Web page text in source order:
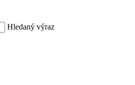
Hledaný výraz